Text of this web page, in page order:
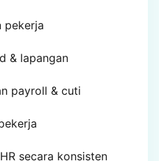
pekerja
& lapangan
payroll & cuti
secara konsisten